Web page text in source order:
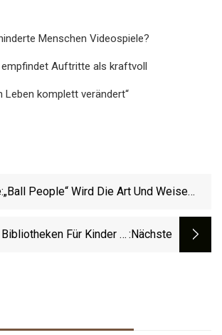
Menschen Videospiele?
empfindet Auftritte als kraftvoll
Leben komplett verändert“
„Ball People“ Wird Die Art Und Weise
Für Kinder In :nächste